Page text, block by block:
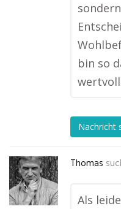
bin so
Nachricht
Thomas
Als